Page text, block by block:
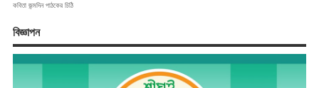
কবিতা জন্মদিন পাঠকের চিঠি
বিজ্ঞাপন